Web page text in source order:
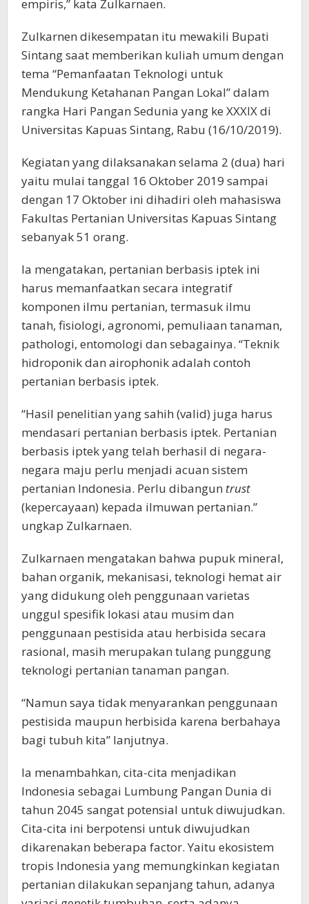
empiris,” kata Zulkarnaen.
Zulkarnen dikesempatan itu mewakili Bupati
Sintang saat memberikan kuliah umum dengan
tema “Pemanfaatan Teknologi untuk
Mendukung Ketahanan Pangan Lokal” dalam
rangka Hari Pangan Sedunia yang ke XXXIX di
Universitas Kapuas Sintang, Rabu (16/10/2019).
Kegiatan yang dilaksanakan selama 2 (dua) hari
yaitu mulai tanggal 16 Oktober 2019 sampai
dengan 17 Oktober ini dihadiri oleh mahasiswa
Fakultas Pertanian Universitas Kapuas Sintang
sebanyak 51 orang.
Ia mengatakan, pertanian berbasis iptek ini
harus memanfaatkan secara integratif
komponen ilmu pertanian, termasuk ilmu
tanah, fisiologi, agronomi, pemuliaan tanaman,
pathologi, entomologi dan sebagainya. “Teknik
hidroponik dan airophonik adalah contoh
pertanian berbasis iptek.
“Hasil penelitian yang sahih (valid) juga harus
mendasari pertanian berbasis iptek. Pertanian
berbasis iptek yang telah berhasil di negara-
negara maju perlu menjadi acuan sistem
pertanian Indonesia. Perlu dibangun trust
(kepercayaan) kepada ilmuwan pertanian.”
ungkap Zulkarnaen.
Zulkarnaen mengatakan bahwa pupuk mineral,
bahan organik, mekanisasi, teknologi hemat air
yang didukung oleh penggunaan varietas
unggul spesifik lokasi atau musim dan
penggunaan pestisida atau herbisida secara
rasional, masih merupakan tulang punggung
teknologi pertanian tanaman pangan.
“Namun saya tidak menyarankan penggunaan
pestisida maupun herbisida karena berbahaya
bagi tubuh kita” lanjutnya.
Ia menambahkan, cita-cita menjadikan
Indonesia sebagai Lumbung Pangan Dunia di
tahun 2045 sangat potensial untuk diwujudkan.
Cita-cita ini berpotensi untuk diwujudkan
dikarenakan beberapa factor. Yaitu ekosistem
tropis Indonesia yang memungkinkan kegiatan
pertanian dilakukan sepanjang tahun, adanya